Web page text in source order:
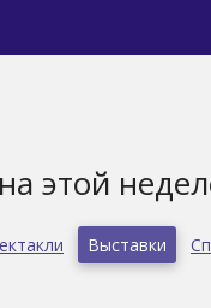
этой
Выставки